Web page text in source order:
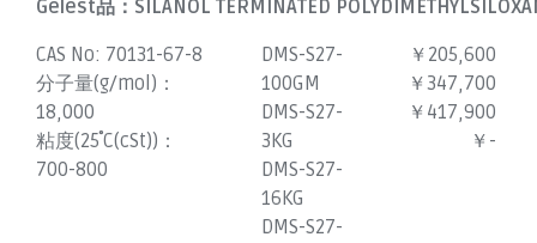
Gelest品： SILANOL TERMINATED
CAS No: 70131-67-8
分子量(g/mol)：
18,000
粘度(25˚C(cSt))：
700-800
DMS-S27-
100GM
DMS-S27-
3KG
DMS-S27-
16KG
DMS-S27-
￥205,600
￥347,700
￥417,900
￥-